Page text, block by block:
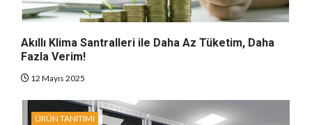
Akıllı Klima Santralleri ile Daha Az Tüketim, Daha
Fazla Verim!
12 Mayıs 2025
ÜRÜN TANITIMI